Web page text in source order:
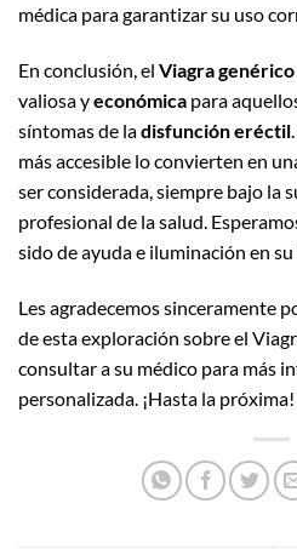
médica para garantizar su uso
En conclusión, el Viagra genérico
valiosa yeconómica para
síntomas de ladisfunción eréctil
más accesible lo convierten en
ser considerada, siempre bajo la
profesional de la salud.
sido de ayuda e iluminación en
Les agradecemos sinceramente
de esta exploración sobre el
consultar a su médico para más
personalizada. ¡Hasta la próxima!